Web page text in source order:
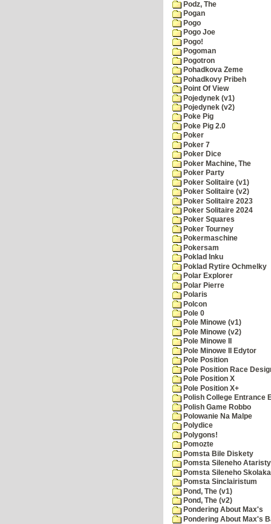
Podz, The
Pogan
Pogo
Pogo Joe
Pogo!
Pogoman
Pogotron
Pohadkova Zeme
Pohadkovy Pribeh
Point Of View
Pojedynek (v1)
Pojedynek (v2)
Poke Pig
Poke Pig 2.0
Poker
Poker 7
Poker Dice
Poker Machine, The
Poker Party
Poker Solitaire (v1)
Poker Solitaire (v2)
Poker Solitaire 2023
Poker Solitaire 2024
Poker Squares
Poker Tourney
Pokermaschine
Pokersam
Poklad Inku
Poklad Rytire Ochmelky
Polar Explorer
Polar Pierre
Polaris
Polcon
Pole 0
Pole Minowe (v1)
Pole Minowe (v2)
Pole Minowe II
Pole Minowe II Edytor
Pole Position
Pole Position Race
Pole Position X
Pole Position X+
Polish College Entrance
Polish Game Robbo
Polowanie Na Malpe
Polydice
Polygons!
Pomozte
Pomsta Bile Diskety
Pomsta Sileneho Ataristy
Pomsta Sileneho Skolaka
Pomsta Sinclairistum
Pond, The (v1)
Pond, The (v2)
Pondering About Max's
Pondering About Max's